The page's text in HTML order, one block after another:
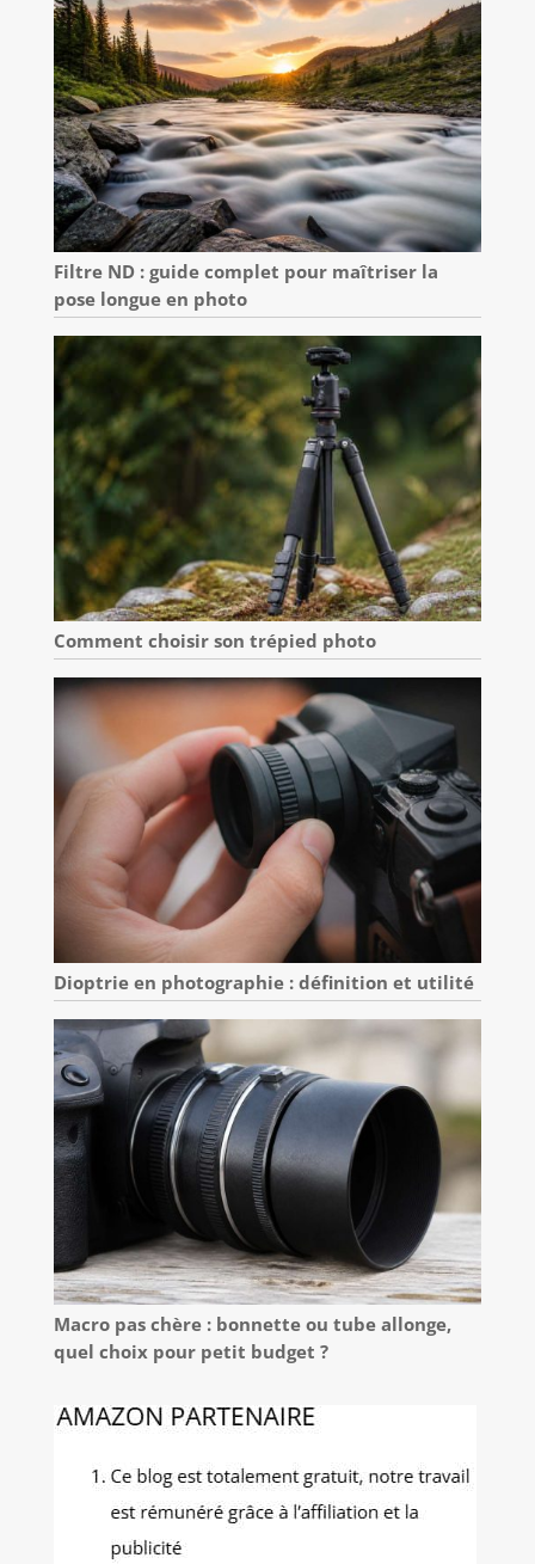
Filtre ND : guide complet pour maîtriser la
pose longue en photo
Comment choisir son trépied photo
Dioptrie en photographie : définition et utilité
Macro pas chère : bonnette ou tube allonge,
quel choix pour petit budget ?